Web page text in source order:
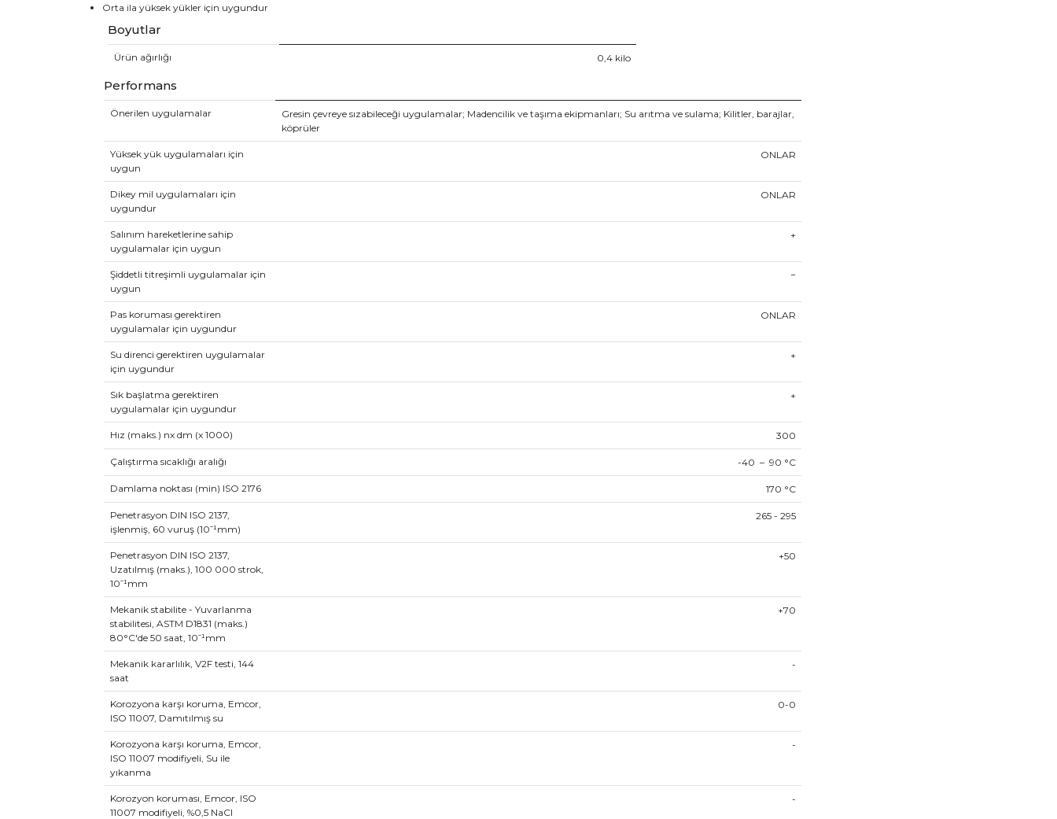
Orta ila yüksek yükler için uygundur
Boyutlar
Ürün ağırlığı 0,4 kilo
Performans
Önerilen uygulamalar
Gresin çevreye sızabileceği uygulamalar; Madencilik ve taşıma ekipmanları; Su arıtma ve sulama; Kilitler, barajlar,
köprüler
Yüksek yük uygulamaları için
uygun
ONLAR
Dikey mil uygulamaları için
uygundur
ONLAR
Salınım hareketlerine sahip
uygulamalar için uygun
+
Şiddetli titreşimli uygulamalar için
uygun
−
Pas koruması gerektiren
uygulamalar için uygundur
ONLAR
Su direnci gerektiren uygulamalar
için uygundur
+
Sık başlatma gerektiren
uygulamalar için uygundur
+
Hız (maks.) nx dm (x 1000) 300
Çalıştırma sıcaklığı aralığı -40 – 90 °C
Damlama noktası (min) ISO 2176 170 °C
Penetrasyon DIN ISO 2137,
işlenmiş, 60 vuruş (10⁻¹mm)
265 - 295
Penetrasyon DIN ISO 2137,
Uzatılmış (maks.), 100 000 strok,
10⁻¹mm
+50
Mekanik stabilite - Yuvarlanma
stabilitesi, ASTM D1831 (maks.)
80°C'de 50 saat, 10⁻¹mm
+70
Mekanik kararlılık, V2F testi, 144
saat
-
Korozyona karşı koruma, Emcor,
ISO 11007, Damıtılmış su
0-0
Korozyona karşı koruma, Emcor,
ISO 11007 modifiyeli, Su ile
yıkanma
-
Korozyon koruması, Emcor, ISO
11007 modifiyeli, %0,5 NaCl
-